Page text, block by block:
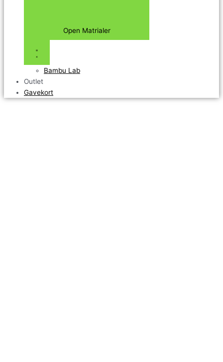
Open Matrialer
Bambu Lab
Outlet
Gavekort